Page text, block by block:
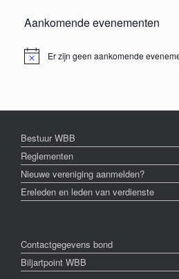
Aankomende evenementen
BerichtEr zijn geen aankomende
Bestuur WBB
Reglementen
Nieuwe vereniging aanmelden?
Ereleden en leden van verdienste
Contactgegevens bond
Biljartpoint WBB